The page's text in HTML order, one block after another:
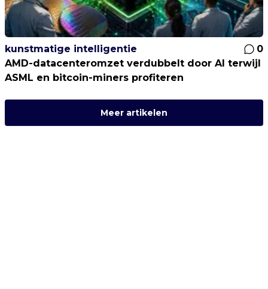
kunstmatige intelligentie
0
AMD-datacenteromzet verdubbelt door AI terwijl
ASML en bitcoin-miners profiteren
Meer artikelen